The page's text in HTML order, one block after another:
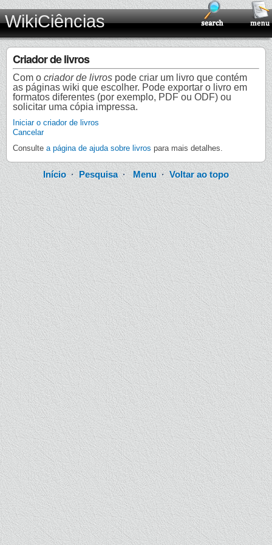
WikiCiências
Criador de livros
Com o criador de livros pode criar um livro que contém
as páginas wiki que escolher. Pode exportar o livro em
formatos diferentes (por exemplo, PDF ou ODF) ou
solicitar uma cópia impressa.
Iniciar o criador de livros
Cancelar
Consulte a página de ajuda sobre livros para mais detalhes.
Início· Pesquisa·Menu · Voltar ao topo